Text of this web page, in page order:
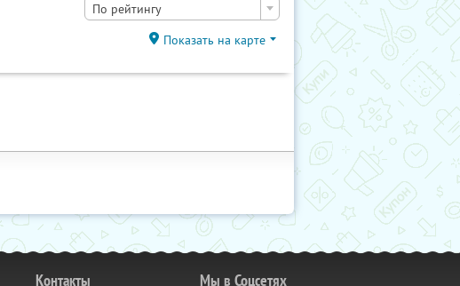
По рейтингу
Показать на карте
Контакты Мы в Соцсетях